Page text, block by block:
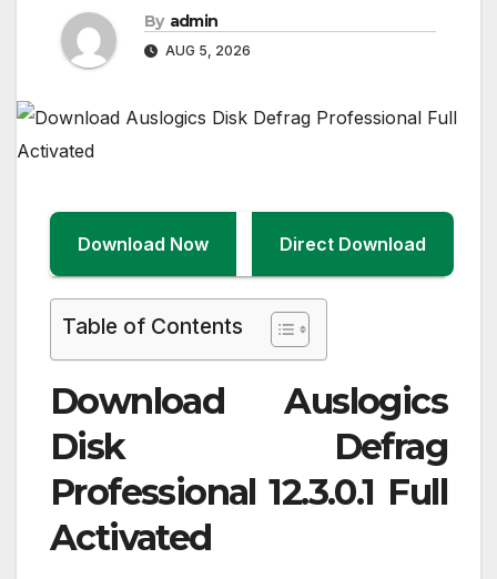
By admin
AUG 5, 2026
Download Now Direct Download
Table of Contents
Download Auslogics
Disk Defrag
Professional 12.3.0.1 Full
Activated